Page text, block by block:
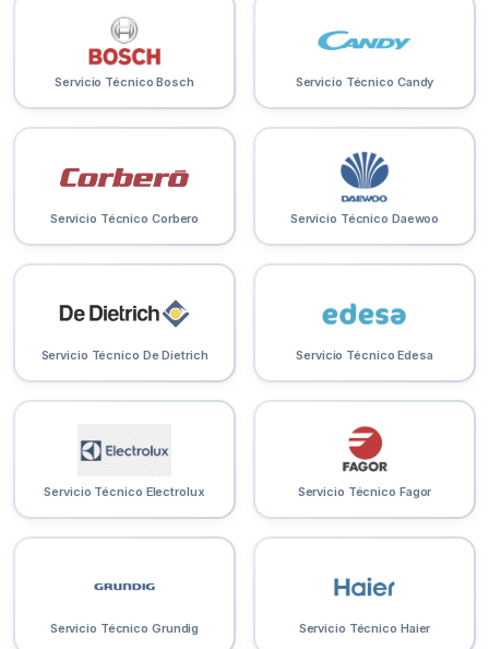
Servicio Técnico Bosch Servicio Técnico Candy
Servicio Técnico Corbero Servicio Técnico Daewoo
Servicio Técnico De Dietrich Servicio Técnico Edesa
Servicio Técnico Electrolux Servicio Técnico Fagor
Servicio Técnico Grundig Servicio Técnico Haier